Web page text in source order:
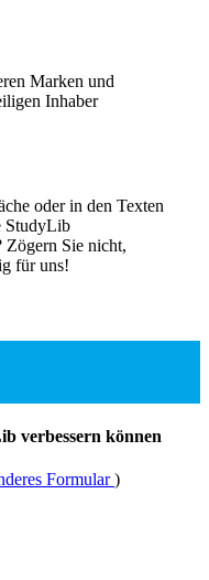
Marken und
Inhaber
oder in den Texten
StudyLib
Zögern Sie nicht,
für uns!
verbessern können
Formular)